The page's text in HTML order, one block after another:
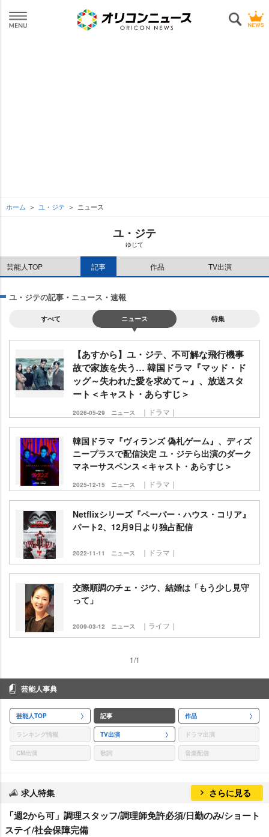
ホーム ユ・ジテ ニュース
ユ・ジテ
ゆじて
芸能人TOP 記事 作品 TV出演
ユ・ジテの記事・ニュース・速報
すべて ニュース 特集
【あすから】ユ・ジテ、不可解な飛行機事
故で家族を失う… 韓国ドラマ『マッド・ド
ッグ～失われた愛を求めて～』、放送スタ
ート＜キャスト・あらすじ＞
2026-05-29 ニュース ｜ドラマ｜
韓国ドラマ『ヴィランズ 偽札ゲーム』、ディズ
ニープラスで配信決定 ユ・ジテら出演のダーク
マネーサスペンス＜キャスト・あらすじ＞
2025-12-15 ニュース ｜ドラマ｜
Netflixシリーズ『ペーパー・ハウス・コリア』
パート2、12月9日より独占配信
2022-11-11 ニュース ｜ドラマ｜
交際順調のチェ・ジウ、結婚は「もう少し見守
って」
2009-03-12 ニュース ｜ライフ｜
1/1
芸能人事典
芸能人TOP 記事 作品
ランキング情報 TV出演 ドラマ出演
CM出演 歌詞 音楽配信
求人特集 さらに見る
「週2から可」調理スタッフ/調理師免許必須/日勤のみ/ショート
ステイ/社会保障完備